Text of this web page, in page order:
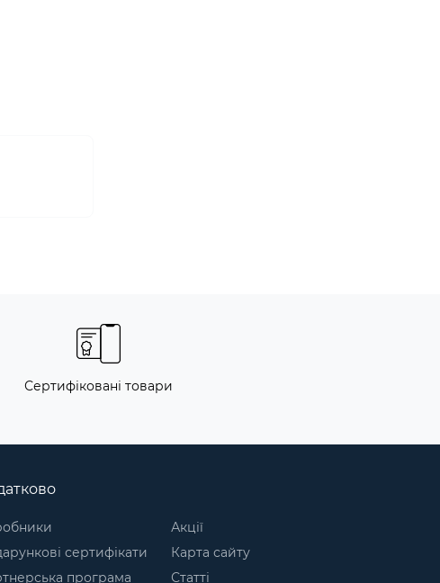
Сертифіковані товари
сертифікати
програма
Акції
Карта сайту
Статті